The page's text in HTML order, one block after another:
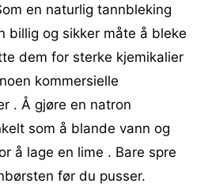
en naturlig tannbleking
billig og sikker måte å bleke
dem for sterke kjemikalier
kommersielle
. Å gjøre en natron
som å blande vann og
å lage en lime . Bare spre
før du pusser.